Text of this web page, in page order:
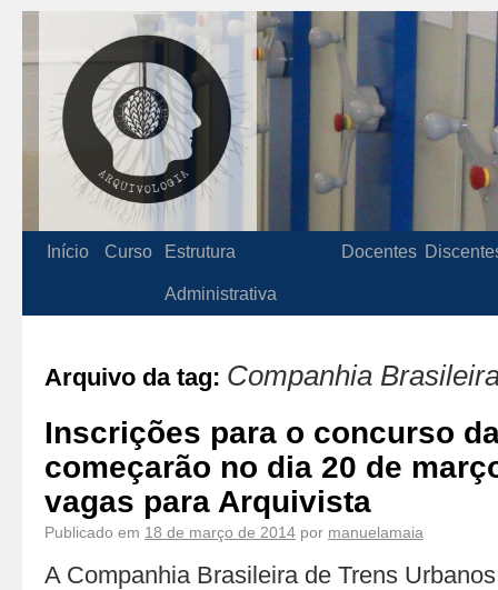
Início Curso Estrutura
Administrativa
Docentes
Arquivo da tag: Companhia
Inscrições para o concurso
começarão no dia 20 de
vagas para Arquivista
Publicado em 18 de março de 2014 por manuelamaia
A Companhia Brasileira de Trens